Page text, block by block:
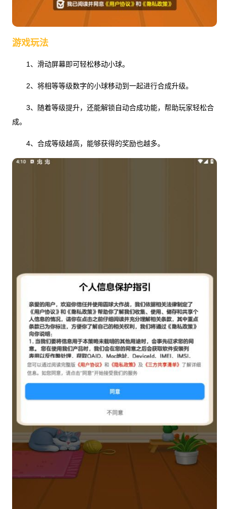
游戏玩法
1、滑动屏幕即可轻松移动小球。
2、将相等等级数字的小球移动到一起进行合成升级。
3、随着等级提升，还能解锁自动合成功能，帮助玩家轻松合
成。
4、合成等级越高，能够获得的奖励也越多。